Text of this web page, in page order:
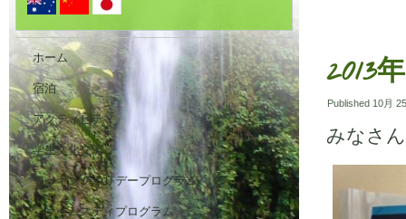
ホーム
宿泊
アクティビティ
学生文化交流
ワーキングホリデープログラム
ファームスティプログラム
2013
Published 10月
みなさ